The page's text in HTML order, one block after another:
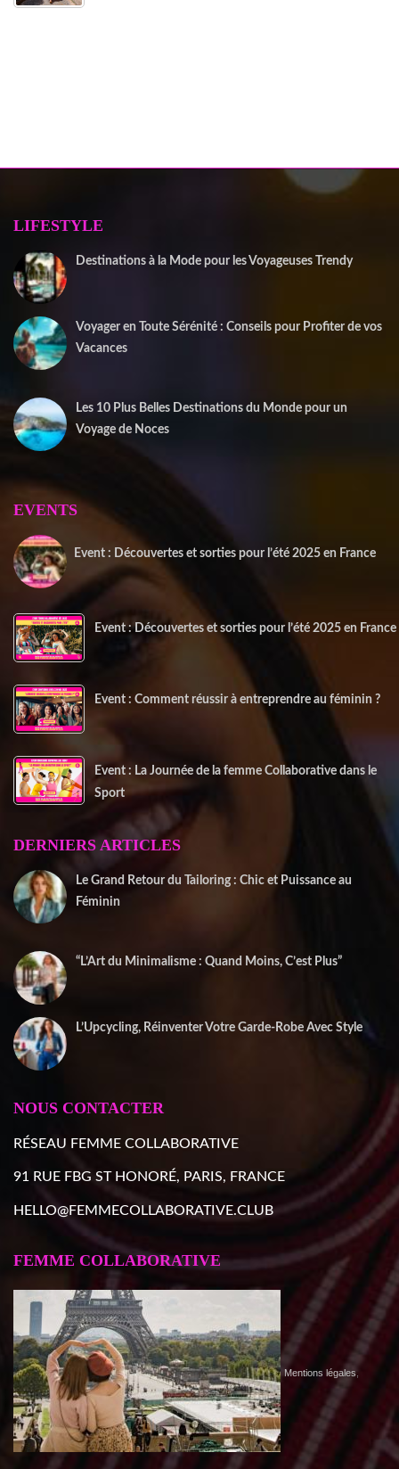
LIFESTYLE
Destinations à la Mode pour les Voyageuses Trendy
Voyager en Toute Sérénité : Conseils pour Profiter de vos
Vacances
Les 10 Plus Belles Destinations du Monde pour un
Voyage de Noces
EVENTS
Event : Découvertes et sorties pour l’été 2025 en France
Event : Découvertes et sorties pour l’été 2025 en France
Event : Comment réussir à entreprendre au féminin ?
Event : La Journée de la femme Collaborative dans le
Sport
DERNIERS ARTICLES
Le Grand Retour du Tailoring : Chic et Puissance au
Féminin
“L’Art du Minimalisme : Quand Moins, C’est Plus”
L’Upcycling, Réinventer Votre Garde-Robe Avec Style
NOUS CONTACTER
RÉSEAU FEMME COLLABORATIVE
91 RUE FBG ST HONORÉ, PARIS, FRANCE
HELLO@FEMMECOLLABORATIVE.CLUB
FEMME COLLABORATIVE
Mentions légales,